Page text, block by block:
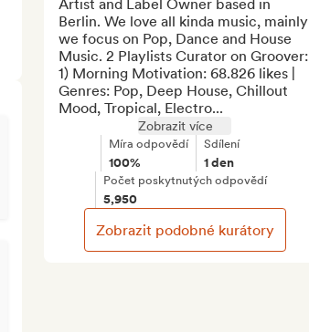
Artist and Label Owner based in
Berlin. We love all kinda music, mainly
we focus on Pop, Dance and House
Music. 2 Playlists Curator on Groover:
1) Morning Motivation: 68.826 likes |
Genres: Pop, Deep House, Chillout
Mood, Tropical, Electro...
Zobrazit více
Míra odpovědí
100%
Sdílení
1 den
Počet poskytnutých odpovědí
5,950
Zobrazit podobné kurátory